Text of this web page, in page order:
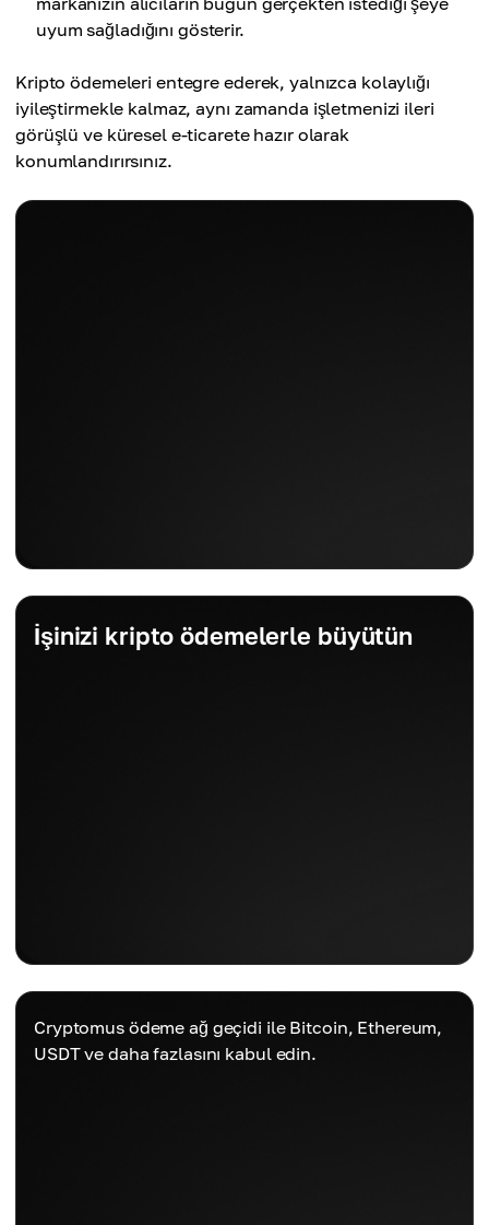
uyum sağladığını gösterir.
Kripto ödemeleri entegre ederek, yalnızca kolaylığı
iyileştirmekle kalmaz, aynı zamanda işletmenizi ileri
görüşlü ve küresel e-ticarete hazır olarak
konumlandırırsınız.
İşinizi kripto ödemelerle büyütün
Cryptomus ödeme ağ geçidi ile Bitcoin, Ethereum,
USDT ve daha fazlasını kabul edin.